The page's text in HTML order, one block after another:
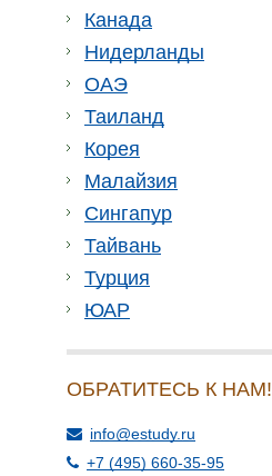
Канада
Нидерланды
ОАЭ
Таиланд
Корея
Малайзия
Сингапур
Тайвань
Турция
ЮАР
ОБРАТИТЕСЬ К НАМ!
info@estudy.ru
+7 (495) 660-35-95